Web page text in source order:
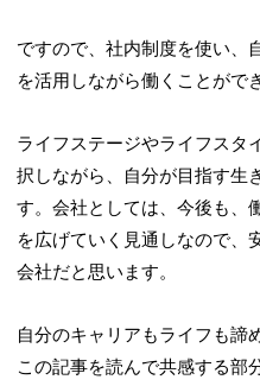
ですので、社内制度を使い、
を活用しながら働くことがで
ライフステージやライフスタ
択しながら、自分が目指す生
す。会社としては、今後も、
を広げていく見通しなので、
会社だと思います。
自分のキャリアもライフも諦
この記事を読んで共感する部